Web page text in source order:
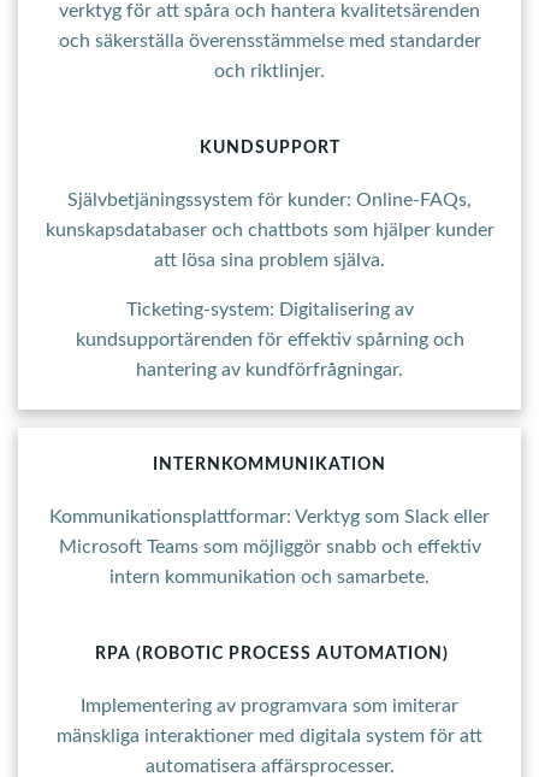
verktyg för att spåra och hantera kvalitetsärenden
och säkerställa överensstämmelse med standarder
och riktlinjer.
KUNDSUPPORT
Självbetjäningssystem för kunder: Online-FAQs,
kunskapsdatabaser och chattbots som hjälper kunder
att lösa sina problem själva.
Ticketing-system: Digitalisering av
kundsupportärenden för effektiv spårning och
hantering av kundförfrågningar.
INTERNKOMMUNIKATION
Kommunikationsplattformar: Verktyg som Slack eller
Microsoft Teams som möjliggör snabb och effektiv
intern kommunikation och samarbete.
RPA (ROBOTIC PROCESS AUTOMATION)
Implementering av programvara som imiterar
mänskliga interaktioner med digitala system för att
automatisera affärsprocesser.